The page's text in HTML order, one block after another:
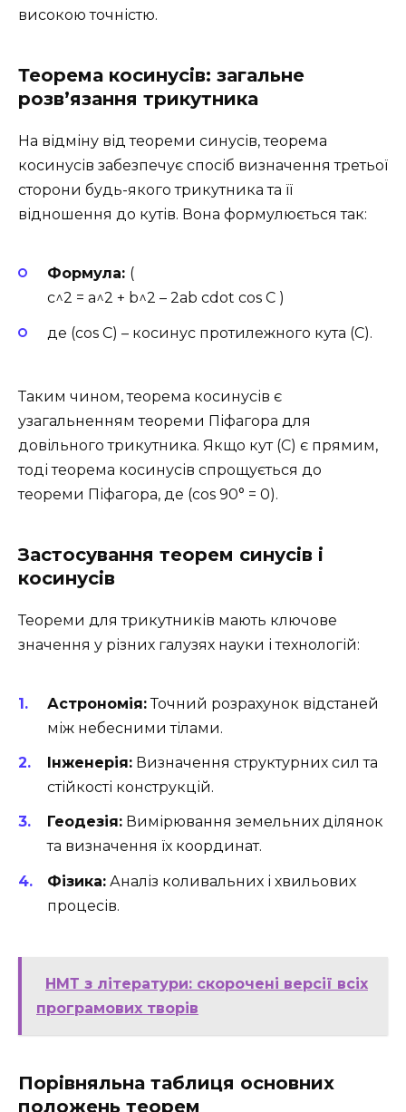
високою точністю.
Теорема косинусів: загальне
розв’язання трикутника
На відміну від теореми синусів, теорема
косинусів забезпечує спосіб визначення третьої
сторони будь-якого трикутника та її
відношення до кутів. Вона формулюється так:
Формула: (
c^2 = a^2 + b^2 – 2ab cdot cos C )
де (cos C) – косинус протилежного кута (C).
Таким чином, теорема косинусів є
узагальненням теореми Піфагора для
довільного трикутника. Якщо кут (C) є прямим,
тоді теорема косинусів спрощується до
теореми Піфагора, де (cos 90° = 0).
Застосування теорем синусів і
косинусів
Теореми для трикутників мають ключове
значення у різних галузях науки і технологій:
Астрономія:Точний розрахунок відстаней
між небесними тілами.
Інженерія: Визначення структурних сил та
стійкості конструкцій.
Геодезія: Вимірювання земельних ділянок
та визначення їх координат.
Фізика: Аналіз коливальних і хвильових
процесів.
НМТ з літератури: скорочені версії всіх
програмових творів
Порівняльна таблиця основних
положень теорем